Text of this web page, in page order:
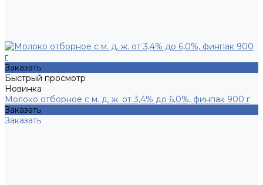
Заказать
Быстрый просмотр
Новинка
Молоко отборное с м. д. ж. от 3,4% до 6,0%, финпак 900 г
Заказать
Заказать